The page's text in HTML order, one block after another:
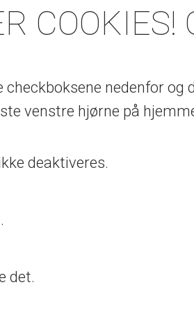
nedenfor og
venstre hjørne på
deaktiveres.
det.